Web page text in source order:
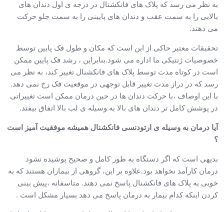
به نظر می رسد که پلاک های فانکشنال در درجه ی اول دندان های
بالایی را به سمت عقب و دندان های پایینی را به سمت جلو حرکت
می دهند.
تحقیقات معتبر حاکی از این است که مکان و طول فک پایین توسط
خصوصیات ژنتیکی ما اداره می شود.بنابراین ، رشد فک پایین ممکن
است در کوتاه مدت توسط پلاک های فانکشنال تغییر کند، به نظر می
رسد که در دراز مدت تغییر قابل توجهی در موقعیت فک رخ نمی دهد.
با این اوصاف ،با حرکت دندان ها در حین درمان ممکن است تغییراتی
در پوشش کامل تر دندان های بالا به وسیله ی لب بالا اتفاق بیفتد.
آیا درمان به وسیله ی ارتودنسی فانکشنال همیشه موفقیت آمیز است
؟
بدیهی است که اگر دستگاه به طور کامل و صحیح پوشیده نشود
درمان کارآمد نخواهد بود.علاوه بر این، گروهی از بیماران هستند که به
خوبی به پلاک های فانکشنال پاسخ نمی دهند. متاسفانه ،پیش بینی
کردن اینکه کدام بیمار به درمان پاسخ می دهد بسیار مشکل است .